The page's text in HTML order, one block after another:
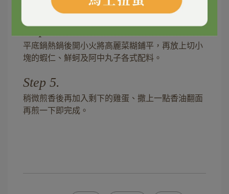
麗菜糊。
Step 4.
平底鍋熱鍋後開小火將高麗菜糊鋪平，再放上切小
塊的蝦仁、鮮蚵及阿中丸子各式配料。
Step 5.
稍微煎香後再加入剩下的雞蛋、撒上一點香油翻面
再煎一下即完成。